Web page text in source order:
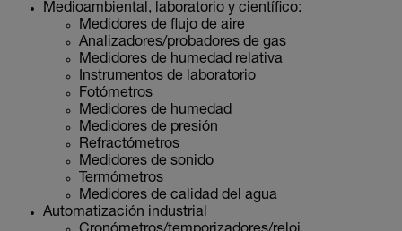
Medioambiental, laboratorio y científico:
Medidores de flujo de aire
Analizadores/probadores de gas
Medidores de humedad relativa
Instrumentos de laboratorio
Fotómetros
Medidores de humedad
Medidores de presión
Refractómetros
Medidores de sonido
Termómetros
Medidores de calidad del agua
Automatización industrial